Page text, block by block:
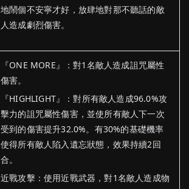
地鬧個不安寧才好，放肆地對那不聽話的敵
人造成劇烈傷害。
『ONE MORE』：對1名敵人造成詛咒屬性
傷害。
『HIGHLIGHT』：對所有敵人造成96.0%攻
擊力的詛咒屬性傷害，並使所有敵人下一次
受到的傷害提升32.0%。有30%的基礎機率
使得所有敵人陷入遺忘狀態，效果持續2回
合。
近戰攻擊：使用近戰武器，對1名敵人造成物